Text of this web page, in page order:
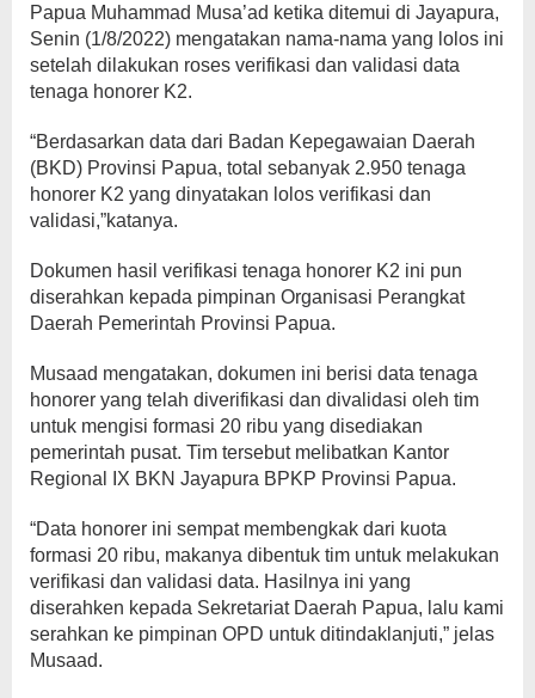
Papua Muhammad Musa’ad ketika ditemui di Jayapura,
Senin (1/8/2022) mengatakan nama-nama yang lolos ini
setelah dilakukan roses verifikasi dan validasi data
tenaga honorer K2.
“Berdasarkan data dari Badan Kepegawaian Daerah
(BKD) Provinsi Papua, total sebanyak 2.950 tenaga
honorer K2 yang dinyatakan lolos verifikasi dan
validasi,”katanya.
Dokumen hasil verifikasi tenaga honorer K2 ini pun
diserahkan kepada pimpinan Organisasi Perangkat
Daerah Pemerintah Provinsi Papua.
Musaad mengatakan, dokumen ini berisi data tenaga
honorer yang telah diverifikasi dan divalidasi oleh tim
untuk mengisi formasi 20 ribu yang disediakan
pemerintah pusat. Tim tersebut melibatkan Kantor
Regional IX BKN Jayapura BPKP Provinsi Papua.
“Data honorer ini sempat membengkak dari kuota
formasi 20 ribu, makanya dibentuk tim untuk melakukan
verifikasi dan validasi data. Hasilnya ini yang
diserahken kepada Sekretariat Daerah Papua, lalu kami
serahkan ke pimpinan OPD untuk ditindaklanjuti,” jelas
Musaad.